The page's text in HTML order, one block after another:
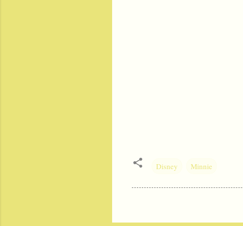
Disney Minnie